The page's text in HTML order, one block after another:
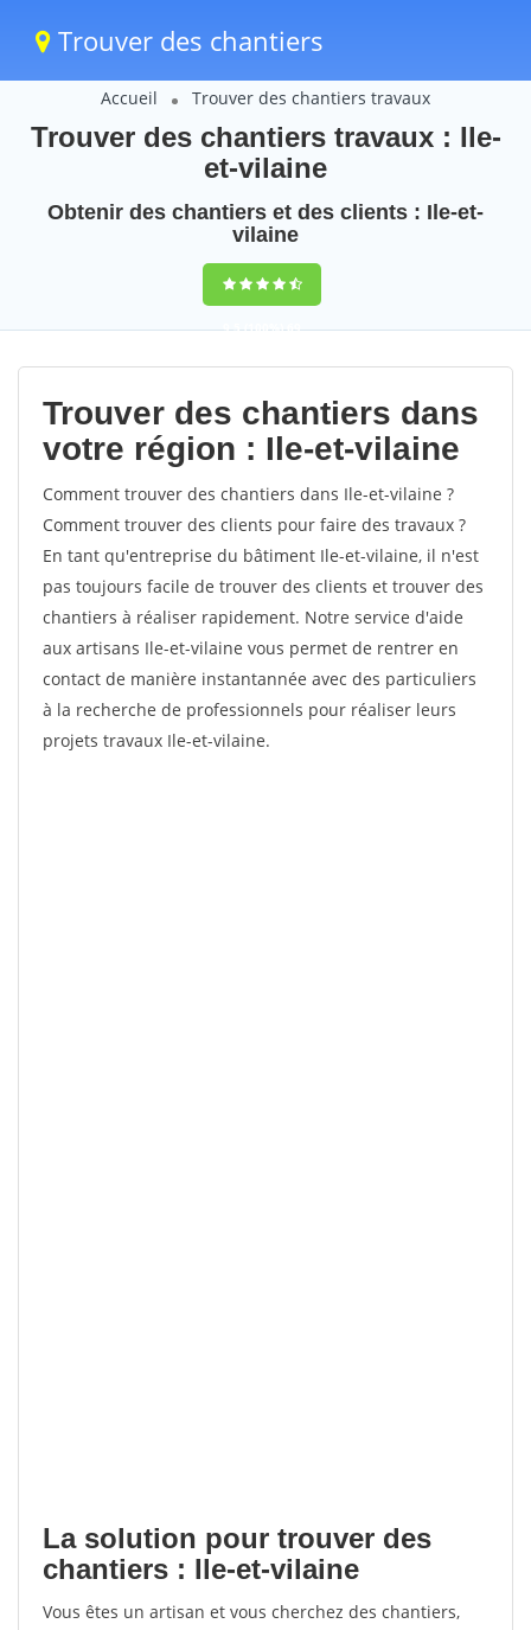
Trouver des chantiers
Accueil Trouver des chantiers travaux
Trouver des chantiers travaux : Ile-
et-vilaine
Obtenir des chantiers et des clients : Ile-et-
vilaine
9,5(100%)69
votes
Trouver des chantiers dans
votre région : Ile-et-vilaine
Comment trouver des chantiers dans Ile-et-vilaine ?
Comment trouver des clients pour faire des travaux ?
En tant qu'entreprise du bâtiment Ile-et-vilaine, il n'est
pas toujours facile de trouver des clients et trouver des
chantiers à réaliser rapidement. Notre service d'aide
aux artisans Ile-et-vilaine vous permet de rentrer en
contact de manière instantannée avec des particuliers
à la recherche de professionnels pour réaliser leurs
projets travaux Ile-et-vilaine.
La solution pour trouver des
chantiers : Ile-et-vilaine
Vous êtes un artisan et vous cherchez des chantiers,